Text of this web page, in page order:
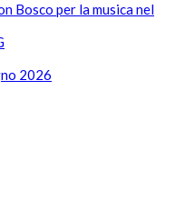
Bosco per la musica nel
2026